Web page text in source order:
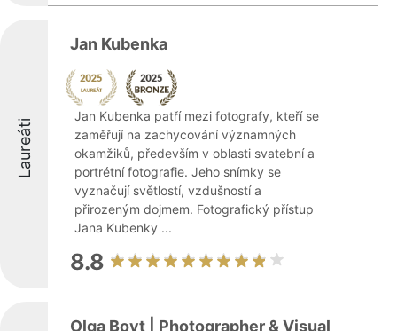
Laureáti
Jan Kubenka
Jan Kubenka patří mezi fotografy, kteří se
zaměřují na zachycování významných
okamžiků, především v oblasti svatební a
portrétní fotografie. Jeho snímky se
vyznačují světlostí, vzdušností a
přirozeným dojmem. Fotografický přístup
Jana Kubenky ...
8.8
Olga Bovt | Photographer & Visual